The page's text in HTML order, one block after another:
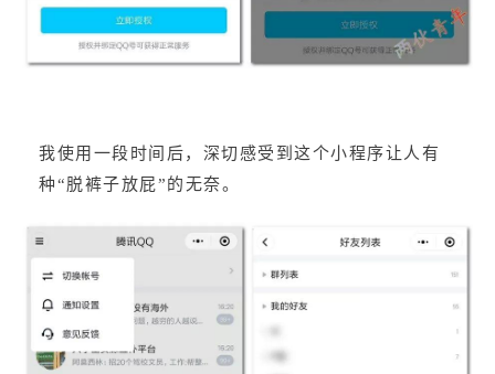
我使用一段时间后，深切感受到这个小程序让人有
种“脱裤子放屁”的无奈。